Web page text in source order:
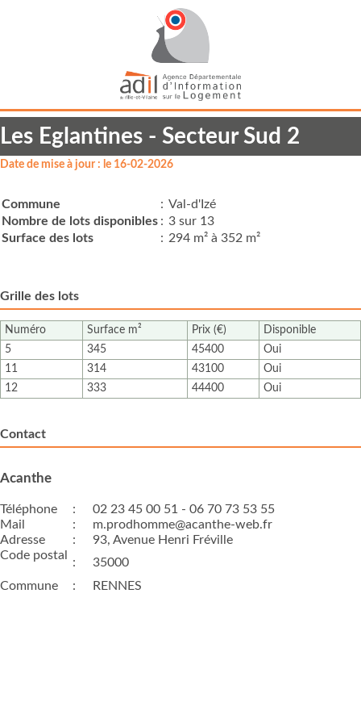
Les Eglantines - Secteur Sud 2
Date de mise à jour : le 16-02-2026
Commune : Val-d'Izé
Nombre de lots disponibles : 3 sur 13
Surface des lots
: 294 m² à 352 m²
Grille des lots
Numéro Surface m² Prix (€)
Disponible
5
345 45400
Oui
11
314 43100
Oui
12
333 44400 Oui
Contact
Acanthe
Téléphone :
02 23 45 00 51 - 06 70 73 53 55
Mail
:
m.prodhomme@acanthe-web.fr
Adresse
:
93, Avenue Henri Fréville
Code postal
:
35000
Commune
: RENNES